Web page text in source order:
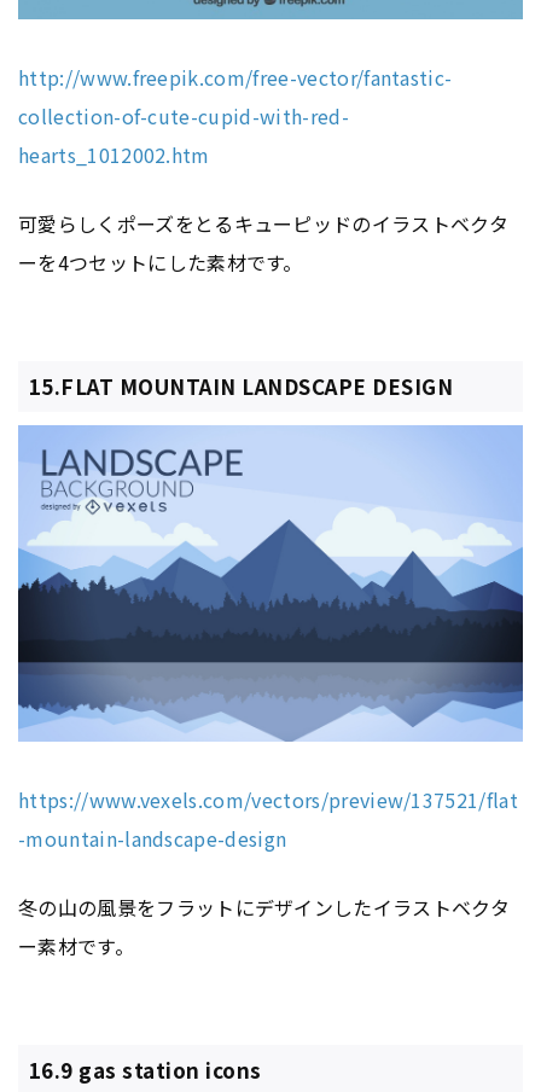
http://www.freepik.com/free-vector/fantastic-
collection-of-cute-cupid-with-red-
hearts_1012002.htm
可愛らしくポーズをとるキューピッドのイラストベクタ
ーを4つセットにした素材です。
15.FLAT MOUNTAIN LANDSCAPE DESIGN
https://www.vexels.com/vectors/preview/137521/flat
-mountain-landscape-design
冬の山の風景をフラットにデザインしたイラストベクタ
ー素材です。
16.9 gas station icons